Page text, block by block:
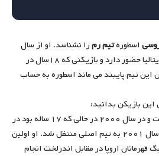
اسطورهتیم رمرا نشناسد. او از سال
۲۰۰۰ در این تیم باشگاهی ایتالیا حضور دارد و بازیکنی که ۱۸سال در
این تیم پایبند می ماند اسطوره به حساب
بازیکن بدانید:
او متولد ۲۴ جولای ۱۹۸۳ است و در سال ۲۰۰۰ در حالی که ۱۷ ساله بود در
تیم جوانان رم بازی می کرد و سال ۲۰۰۱ به تیم اصلی منتقل شد. او اولین
قهرمانان اروپا در مقابل اندرلخت انجام